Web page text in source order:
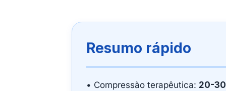
Resumo rápido
• Compressão terapêutica: 20-30